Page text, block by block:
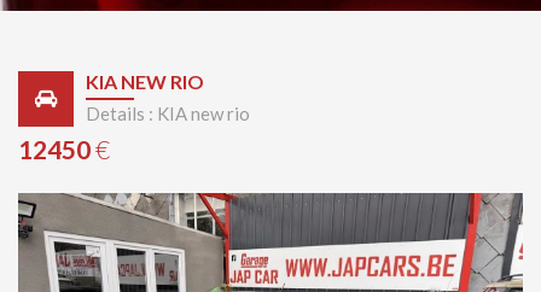
KIA NEW RIO
Details : KIA new rio
12450€
Previous Next